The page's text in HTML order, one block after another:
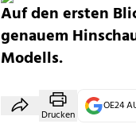
Auf den ersten
genauem
Modells.
Drucken
OE24